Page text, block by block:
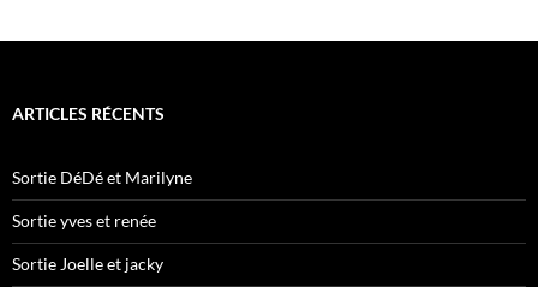
ARTICLES RÉCENTS
Sortie DéDé et Marilyne
Sortie yves et renée
Sortie Joelle et jacky